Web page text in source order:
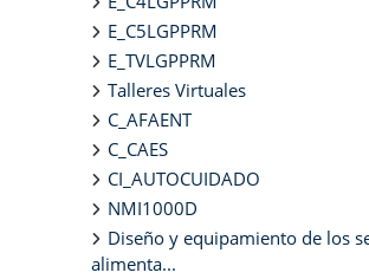
E_C5LGPPRM
E_TVLGPPRM
Talleres Virtuales
C_AFAENT
C_CAES
CI_AUTOCUIDADO
NMI1000D
Diseño y equipamiento de los
alimenta...